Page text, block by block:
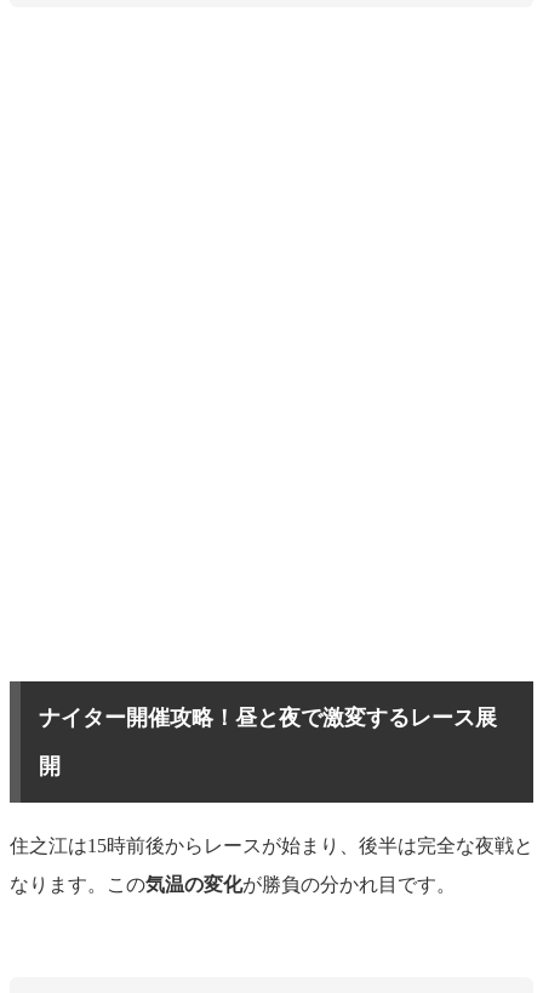
ナイター開催攻略！昼と夜で激変するレース展
開
住之江は15時前後からレースが始まり、後半は完全な夜戦と
なります。この気温の変化が勝負の分かれ目です。